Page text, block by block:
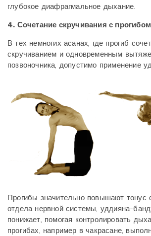
глубокое диафрагмальное дыхание.
4. Сочетание скручивания с прогибом
В тех немногих асанах, где прогиб
скручиванием и одновременным
позвоночника, допустимо применение
Прогибы значительно повышают тонус
отдела нервной системы, уддияна-
понижает, помогая контролировать
прогибах, например в чакрасане,